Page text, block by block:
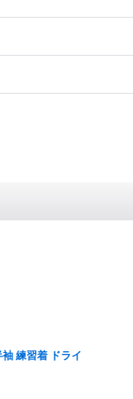
練習着 ドライ